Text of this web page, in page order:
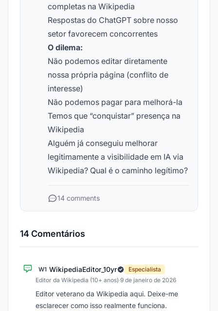
completas na Wikipedia
Respostas do ChatGPT sobre nosso
setor favorecem concorrentes
O dilema:
Não podemos editar diretamente
nossa própria página (conflito de
interesse)
Não podemos pagar para melhorá-la
Temos que “conquistar” presença na
Wikipedia
Alguém já conseguiu melhorar
legitimamente a visibilidade em IA via
Wikipedia? Qual é o caminho legítimo?
14 comments
14 Comentários
W1 WikipediaEditor_10yr
Especialista
Editor da Wikipedia (10+ anos)·9 de janeiro de 2026
Editor veterano da Wikipedia aqui. Deixe-me
esclarecer como isso realmente funciona.